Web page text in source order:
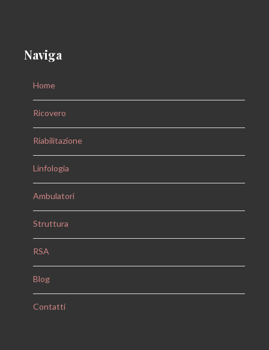
Naviga
Home
Ricovero
Riabilitazione
Linfologia
Ambulatori
Struttura
RSA
Blog
Contatti